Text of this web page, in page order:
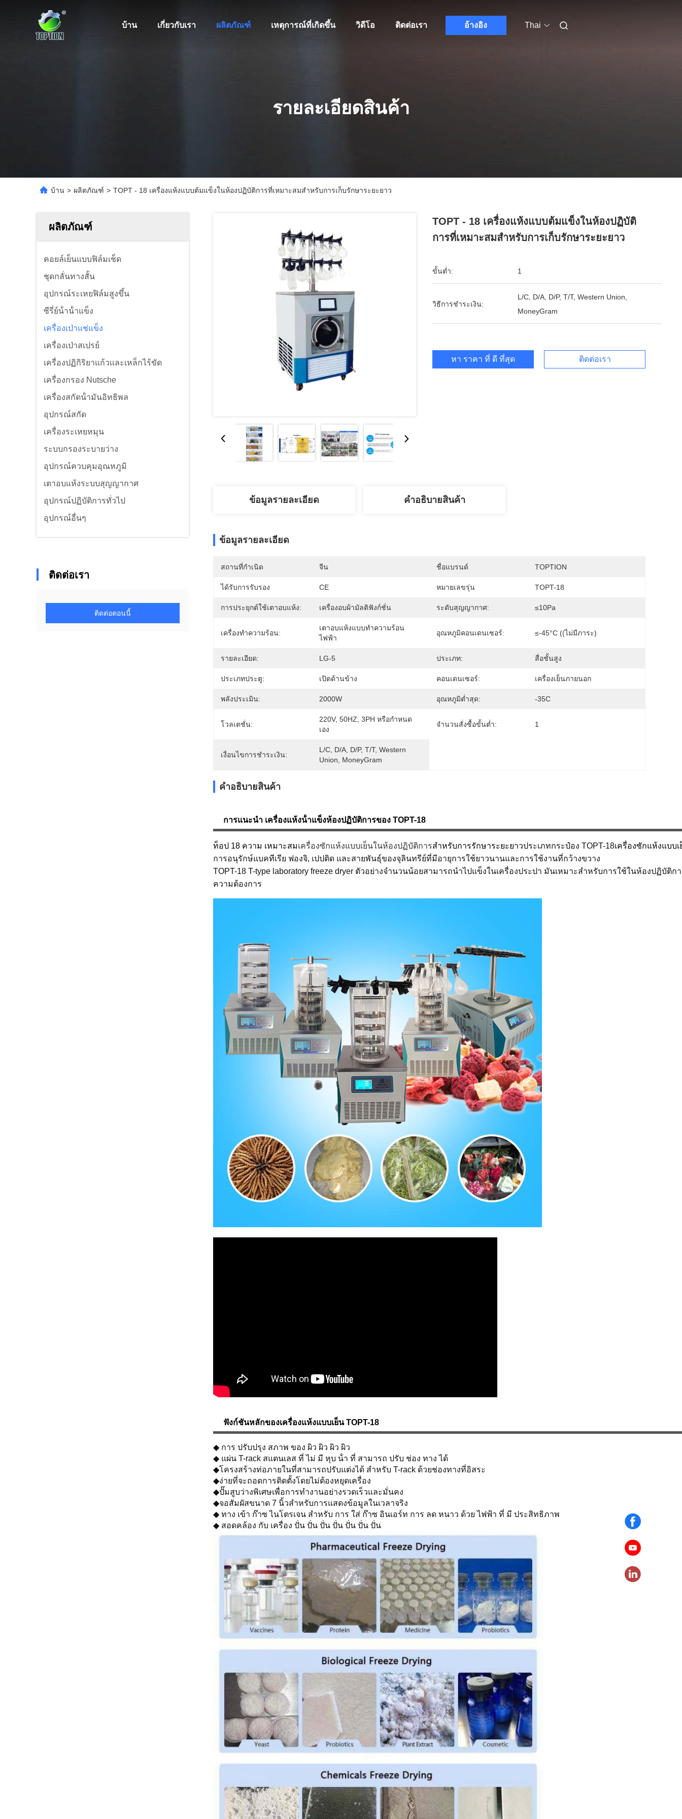
บ้าน เกี่ยวกับเรา ผลิตภัณฑ์ เหตุการณ์ที่เกิดขึ้น วิดีโอ ติดต่อเรา อ้างอิง Thai
รายละเอียดสินค้า
บ้าน > ผลิตภัณฑ์ > TOPT - 18 เครื่องแห้งแบบต้มแข็งในห้องปฏิบัติการที่เหมาะสมสําหรับการเก็บรักษาระยะยาว
ผลิตภัณฑ์
คอยล์เย็นแบบฟิล์มเช็ด
ชุดกลั่นทางสั้น
อุปกรณ์ระเหยฟิล์มสูงขึ้น
ซีรี่ย์น้ําน้ําแข็ง
เครื่องเป่าแช่แข็ง
เครื่องเป่าสเปรย์
เครื่องปฏิกิริยาแก้วและเหล็กไร้ขัด
เครื่องกรอง Nutsche
เครื่องสกัดน้ํามันอิทธิพล
อุปกรณ์สกัด
เครื่องระเหยหมุน
ระบบกรองระบายว่าง
อุปกรณ์ควบคุมอุณหภูมิ
เตาอบแห้งระบบสุญญากาศ
อุปกรณ์ปฏิบัติการทั่วไป
อุปกรณ์อื่นๆ
ติดต่อเรา
ติดต่อตอนนี้
TOPT - 18 เครื่องแห้งแบบต้มแข็งในห้องปฏิบัติ
การที่เหมาะสมสําหรับการเก็บรักษาระยะยาว
ขั้นต่ำ: 1
วิธีการชำระเงิน:
L/C, D/A, D/P, T/T, Western Union,
MoneyGram
หา ราคา ที่ ดี ที่สุด ติดต่อเรา
ข้อมูลรายละเอียด คําอธิบายสินค้า
ข้อมูลรายละเอียด
สถานที่กำเนิด จีน ชื่อแบรนด์ TOPTION
ได้รับการรับรอง CE หมายเลขรุ่น TOPT-18
การประยุกต์ใช้เตาอบแห้ง: เครื่องอบผ้ามัลติฟังก์ชั่น ระดับสุญญากาศ: ≤10Pa
เครื่องทำความร้อน:
เตาอบแห้งแบบทำความร้อน
ไฟฟ้า
อุณหภูมิคอนเดนเซอร์: ≤-45°C ((ไม่มีภาระ)
รายละเอียด: LG-5 ประเภท: สื่อชั้นสูง
ประเภทประตู: เปิดด้านข้าง คอนเดนเซอร์: เครื่องเย็นภายนอก
พลังประเมิน: 2000W อุณหภูมิต่ำสุด: -35C
โวลเตชั่น:
220V, 50HZ, 3PH หรือกำหนด
เอง
จำนวนสั่งซื้อขั้นต่ำ: 1
เงื่อนไขการชำระเงิน:
L/C, D/A, D/P, T/T, Western
Union, MoneyGram
คําอธิบายสินค้า
การแนะนํา เครื่องแห้งน้ําแข็งห้องปฏิบัติการของ TOPT-18
ท็อป 18 ความ เหมาะสมเครื่องซักแห้งแบบเย็นในห้องปฏิบัติการสําหรับการรักษาระยะยาวประเภทกระป๋อง TOPT-18เครื่องซักแห้งแบบ
การอนุรักษ์แบคทีเรีย ฟองจิ, เปปติด และสายพันธุ์ของจุลินทรีย์ที่มีอายุการใช้ยาวนานและการใช้งานที่กว้างขวาง
TOPT-18 T-type laboratory freeze dryer ตัวอย่างจํานวนน้อยสามารถนําไปแข็งในเครื่องประปา มันเหมาะสําหรับการใช้ในห้องปฏิบั
ความต้องการ
ฟังก์ชันหลักของเครื่องแห้งแบบเย็น TOPT-18
◆ การ ปรับปรุง สภาพ ของ ผิว ผิว ผิว ผิว
◆ แผ่น T-rack สแตนเลส ที่ ไม่ มี หุบ น้ํา ที่ สามารถ ปรับ ช่อง ทาง ได้
◆โครงสร้างท่อภายในที่สามารถปรับแต่งได้ สําหรับ T-rack ด้วยช่องทางที่อิสระ
◆ง่ายที่จะถอดการติดตั้งโดยไม่ต้องหยุดเครื่อง
◆ปั๊มสูบว่างพิเศษเพื่อการทํางานอย่างรวดเร็วและมั่นคง
◆จอสัมผัสขนาด 7 นิ้วสําหรับการแสดงข้อมูลในเวลาจริง
◆ ทาง เข้า ก๊าซ ไนโตรเจน สําหรับ การ ใส่ ก๊าซ อินเอร์ท การ ลด หนาว ด้วย ไฟฟ้า ที่ มี ประสิทธิภาพ
◆ สอดคล้อง กับ เครื่อง ปั่น ปั่น ปั่น ปั่น ปั่น ปั่น ปั่น